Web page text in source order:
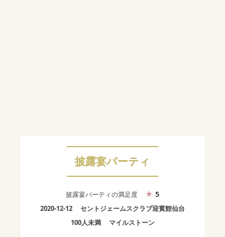
披露宴パーティ
披露宴パーティの満足度 5
2020-12-12
セントジェームスクラブ迎賓館仙台
100人未満
マイルストーン